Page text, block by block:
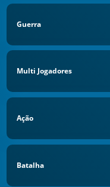
Guerra
Multi Jogadores
Ação
Batalha